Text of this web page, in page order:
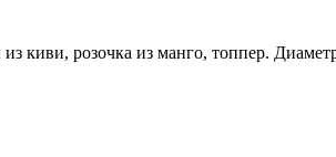
киви, розочка из манго, топпер.